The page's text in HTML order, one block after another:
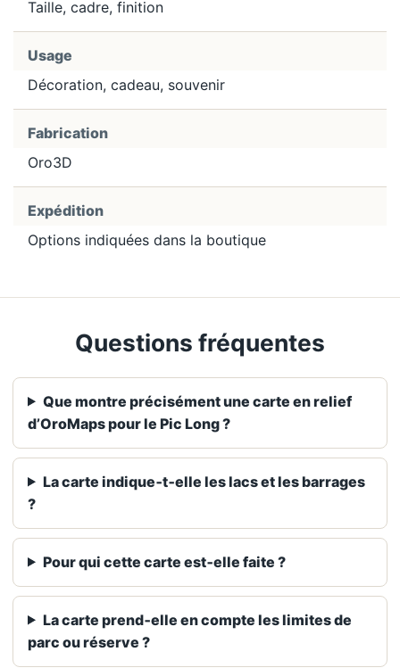
Taille, cadre, finition
Usage
Décoration, cadeau, souvenir
Fabrication
Oro3D
Expédition
Options indiquées dans la boutique
Questions fréquentes
Que montre précisément une carte en relief
d’OroMaps pour le Pic Long ?
La carte indique‑t‑elle les lacs et les barrages
?
Pour qui cette carte est‑elle faite ?
La carte prend‑elle en compte les limites de
parc ou réserve ?